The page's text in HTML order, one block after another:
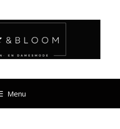
Menu